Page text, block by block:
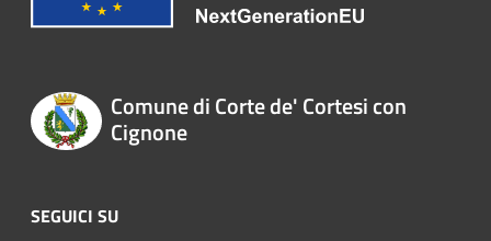
Comune di Corte de' Cortesi con
Cignone
SEGUICI SU